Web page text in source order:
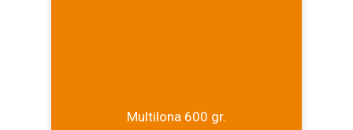
Multilona 600 gr.